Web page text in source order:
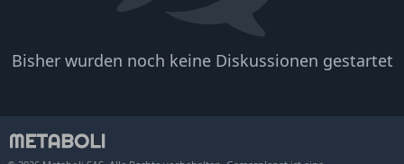
Bisher wurden noch keine Diskussionen gestartet